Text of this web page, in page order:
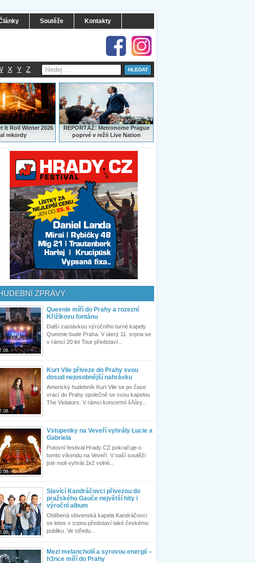
Soutěže Kontakty
X Y Z
It Roll Winter 2026
rekordy
REPORTÁŽ:Metronome Prague
poprvé v režii Live Nation
ZPRÁVY
Queenie míří do Prahy a rozezní
Křižíkovu fontánu
Další zastávkou výročního turné kapely
Queenie bude Praha. V úterý 11. srpna se
v rámci 20 let Tour představí...
Kurt Vile přiveze do Prahy svou
dosud nejosobnější nahrávku
Americký hudebník Kurt Vile se po čase
vrací do Prahy společně se svou kapelou
The Violators. V rámci koncertní šňůry...
Vstupenky na Veveří vyhrály Lucie a
Gabriela
Putovní festival Hrady CZ pokračuje o
tomto víkendu na Veveří. V naší soutěži
jste moli vyhrát 2x2 volné...
Slavící Kandráčovci přivezou do
pražského Gauče největší hity i
výroční album
Oblíbená slovenská kapela Kandráčovci
se letos v srpnu představí také českému
publiku. Ve středu...
Mezi melancholií a syrovou energií –
h3nce míří do Prahy